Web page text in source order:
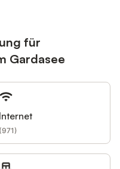
für
Gardasee
Internet
(971)